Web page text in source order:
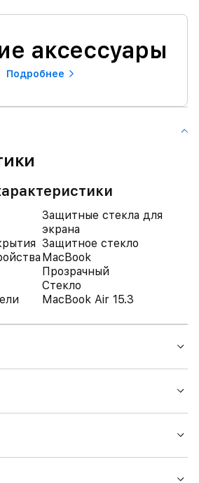
аксессуары
Подробнее
Защитные стекла для
экрана
Защитное стекло
MacBook
Прозрачный
Стекло
MacBook Air 15.3